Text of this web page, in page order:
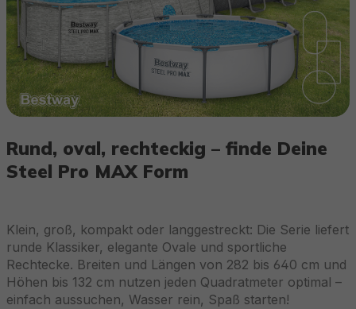
Rund, oval, rechteckig – finde Deine
Steel Pro MAX Form
Klein, groß, kompakt oder langgestreckt: Die Serie liefert
runde Klassiker, elegante Ovale und sportliche
Rechtecke. Breiten und Längen von 282 bis 640 cm und
Höhen bis 132 cm nutzen jeden Quadratmeter optimal –
einfach aussuchen, Wasser rein, Spaß starten!